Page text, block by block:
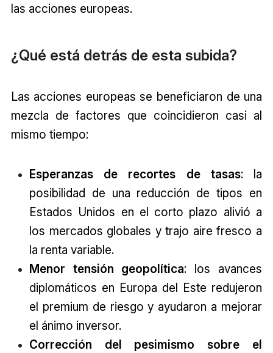
las acciones europeas.
¿Qué está detrás de esta subida?
Las acciones europeas se beneficiaron de una
mezcla de factores que coincidieron casi al
mismo tiempo:
Esperanzas de recortes de tasas: la
posibilidad de una reducción de tipos en
Estados Unidos en el corto plazo alivió a
los mercados globales y trajo aire fresco a
la renta variable.
Menor tensión geopolítica: los avances
diplomáticos en Europa del Este redujeron
el premium de riesgo y ayudaron a mejorar
el ánimo inversor.
Corrección del pesimismo sobre el